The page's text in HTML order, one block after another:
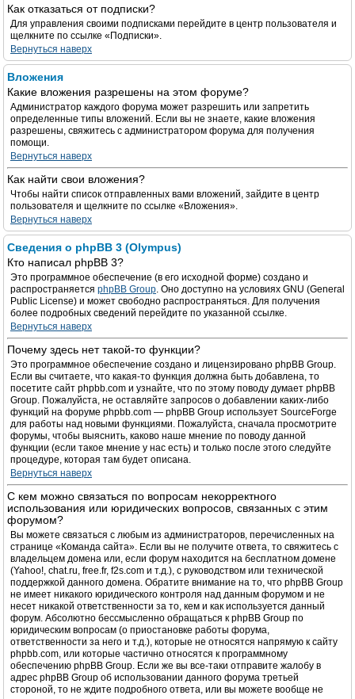
Как отказаться от подписки?
Для управления своими подписками перейдите в центр пользователя и
щелкните по ссылке «Подписки».
Вернуться наверх
Вложения
Какие вложения разрешены на этом форуме?
Администратор каждого форума может разрешить или запретить
определенные типы вложений. Если вы не знаете, какие вложения
разрешены, свяжитесь с администратором форума для получения
помощи.
Вернуться наверх
Как найти свои вложения?
Чтобы найти список отправленных вами вложений, зайдите в центр
пользователя и щелкните по ссылке «Вложения».
Вернуться наверх
Сведения о phpBB 3 (Olympus)
Кто написал phpBB 3?
Это программное обеспечение (в его исходной форме) создано и
распространяется phpBB Group. Оно доступно на условиях GNU (General
Public License) и может свободно распространяться. Для получения
более подробных сведений перейдите по указанной ссылке.
Вернуться наверх
Почему здесь нет такой-то функции?
Это программное обеспечение создано и лицензировано phpBB Group.
Если вы считаете, что какая-то функция должна быть добавлена, то
посетите сайт phpbb.com и узнайте, что по этому поводу думает phpBB
Group. Пожалуйста, не оставляйте запросов о добавлении каких-либо
функций на форуме phpbb.com — phpBB Group использует SourceForge
для работы над новыми функциями. Пожалуйста, сначала просмотрите
форумы, чтобы выяснить, каково наше мнение по поводу данной
функции (если такое мнение у нас есть) и только после этого следуйте
процедуре, которая там будет описана.
Вернуться наверх
С кем можно связаться по вопросам некорректного
использования или юридических вопросов, связанных с этим
форумом?
Вы можете связаться с любым из администраторов, перечисленных на
странице «Команда сайта». Если вы не получите ответа, то свяжитесь с
владельцем домена или, если форум находится на бесплатном домене
(Yahoo!, chat.ru, free.fr, f2s.com и т.д.), с руководством или технической
поддержкой данного домена. Обратите внимание на то, что phpBB Group
не имеет никакого юридического контроля над данным форумом и не
несет никакой ответственности за то, кем и как используется данный
форум. Абсолютно бессмысленно обращаться к phpBB Group по
юридическим вопросам (о приостановке работы форума,
ответственности за него и т.д.), которые не относятся напрямую к сайту
phpbb.com, или которые частично относятся к программному
обеспечению phpBB Group. Если же вы все-таки отправите жалобу в
адрес phpBB Group об использовании данного форума третьей
стороной, то не ждите подробного ответа, или вы можете вообще не